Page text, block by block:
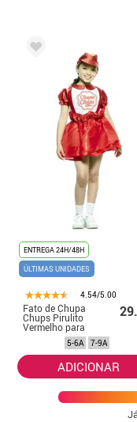
ENTREGA 24H/48H
ÚLTIMAS UNIDADES
4.54/5.00
Fato de Chupa
Chups Pirulito
Vermelho para
5-6A 7-9A
ADICIONAR